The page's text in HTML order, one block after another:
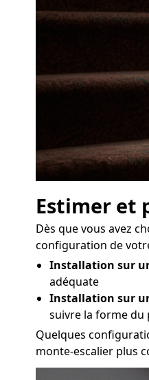
Estimer et
Dès que vous avez
configuration de
Installation sur
adéquate
Installation sur
suivre la forme du
Quelques
monte-escalier plus